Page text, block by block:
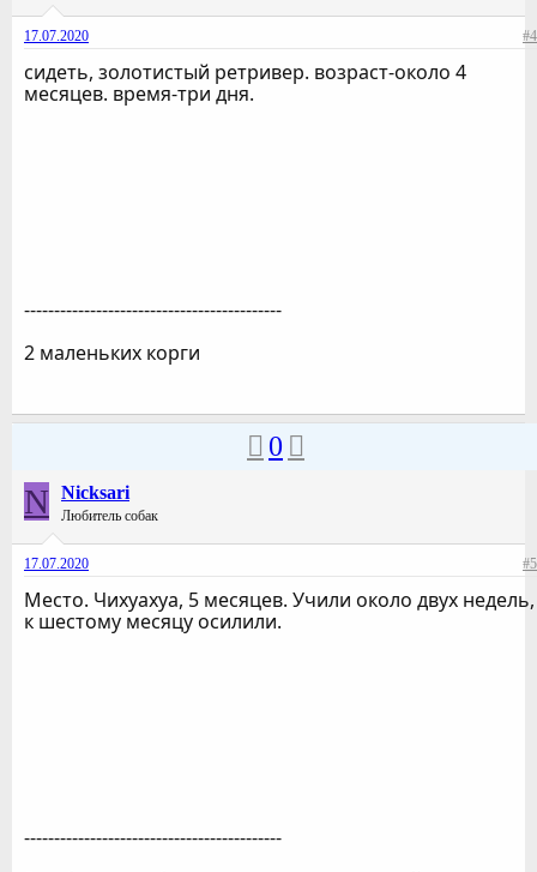
17.07.2020 #4
сидеть, золотистый ретривер. возраст-около 4
месяцев. время-три дня.
-------------------------------------------
2 маленьких корги
0
N Nicksari
Любитель собак
17.07.2020 #5
Место. Чихуахуа, 5 месяцев. Учили около двух недель,
к шестому месяцу осилили.
-------------------------------------------